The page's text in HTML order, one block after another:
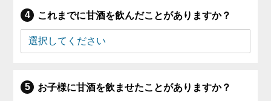
これまでに甘酒を飲んだことがありますか？
お子様に甘酒を飲ませたことがありますか？